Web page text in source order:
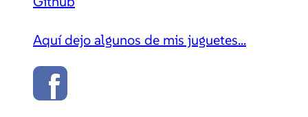
Aquí dejo algunos de mis juguetes...